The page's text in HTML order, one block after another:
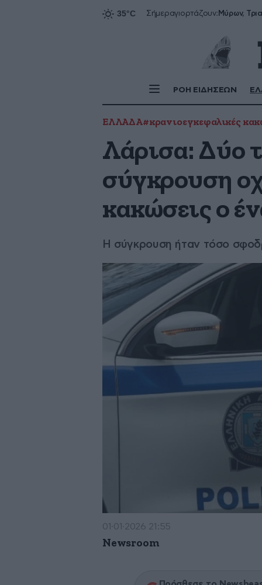
Σήμεραγιορτάζουν:
ΡΟΗ ΕΙΔΗΣΕΩΝ
ΕΛΛΑΔΑ#κρανιοεγκεφαλικές
Λάρισα: Δύο
σύγκρουση
κακώσεις ο
Η σύγκρουση ήταν τόσο
01·01·2026 21:55
Newsroom